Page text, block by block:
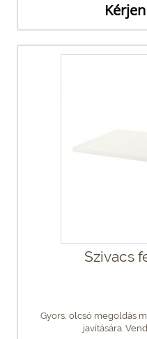
Szivacs
Gyors, olcsó megoldás
javítására.